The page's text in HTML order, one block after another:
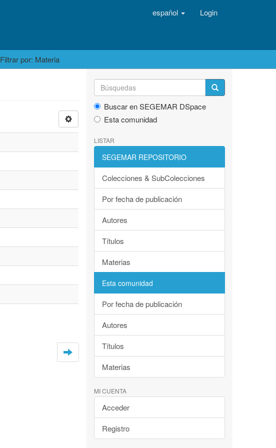
español Login
Filtrar por: Materia
Buscar en SEGEMAR DSpace
Esta comunidad
LISTAR
SEGEMAR REPOSITORIO
Colecciones & SubColecciones
Por fecha de publicación
Autores
Títulos
Materias
Esta comunidad
Por fecha de publicación
Autores
Títulos
Materias
MI CUENTA
Acceder
Registro